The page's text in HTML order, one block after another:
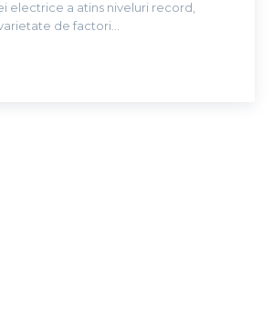
electrice a atins niveluri record,
de factori...